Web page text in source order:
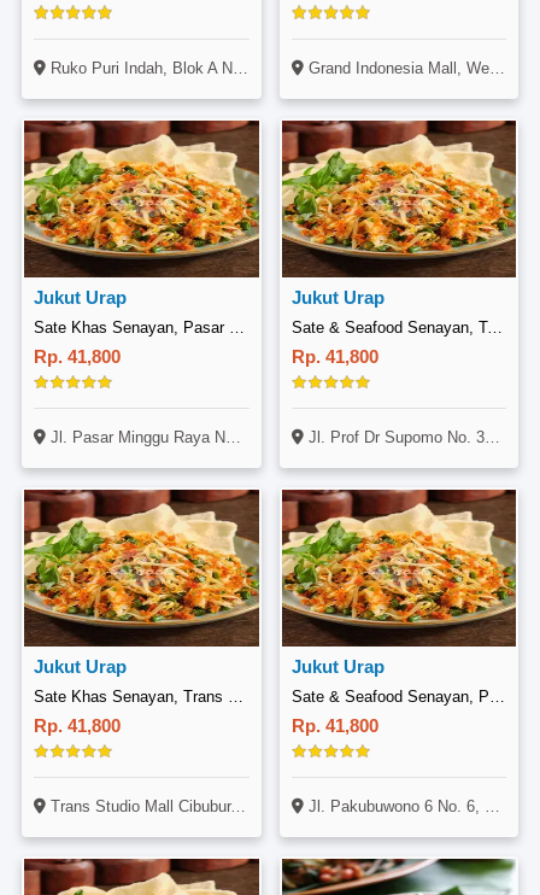
Ruko Puri Indah, Blok A No. 23-25, Jl. Puri Indah Raya, Puri Indah, Jakarta Grand Indonesia Mall, West Mall, Lantai 5, Jl. MH Thamrin No. 1, Thamrin, Jakarta
Jukut Urap
Rp. 41,800
Jl. Pasar Minggu Raya No. 44, Pancoran, Jakarta
Jukut Urap
Sate & Seafood Senayan, Tebet
Rp. 41,800
Jl. Prof Dr Supomo No. 30, Tebet, Jakarta
Jukut Urap
Sate Khas Senayan, Trans Studio Mall Cibubur
Rp. 41,800
Trans Studio Mall Cibubur, Lantai 3 No. 33-35, Jl. Alternatif Cibubur No. 230, Cimanggis, Depok
Jukut Urap
Sate & Seafood Senayan, Pakubuwono
Rp. 41,800
Jl. Pakubuwono 6 No. 6, Senayan, Jakarta